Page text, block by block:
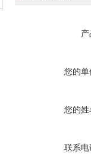
您的单
您的姓
联系电